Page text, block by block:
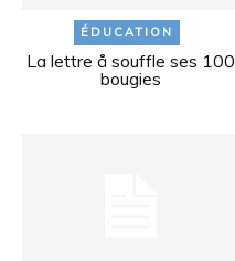
ÉDUCATION
La lettre å souffle ses 100
bougies